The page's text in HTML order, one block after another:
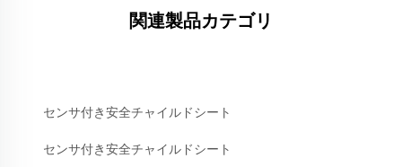
関連製品カテゴリ
センサ付き安全チャイルドシート
センサ付き安全チャイルドシート